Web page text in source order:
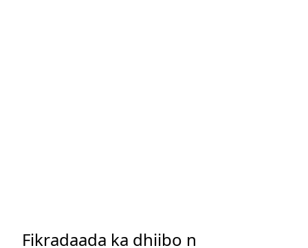
Fikradaada ka dhiibo n